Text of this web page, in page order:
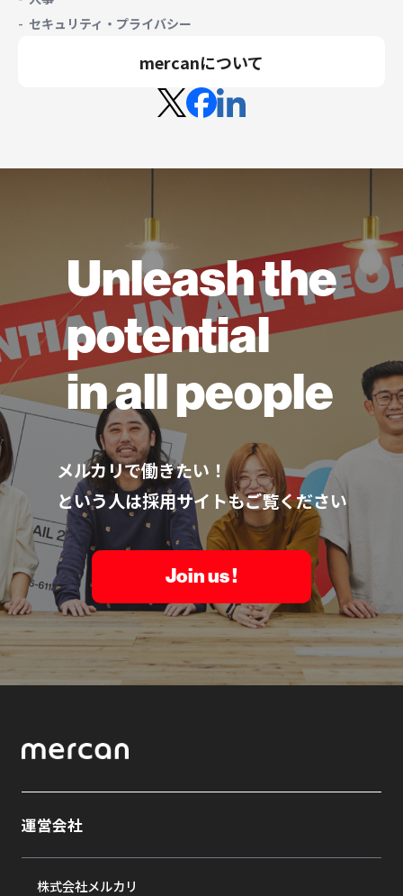
セキュリティ・プライバシー
mercanについて
Unleash the
potential
in all people
メルカリで働きたい！
という人は採用サイトもご覧ください
Join us !
運営会社
株式会社メルカリ